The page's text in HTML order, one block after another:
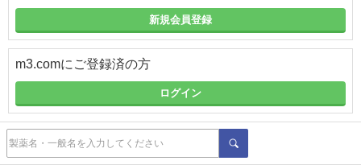
新規会員登録
m3.comにご登録済の方
ログイン